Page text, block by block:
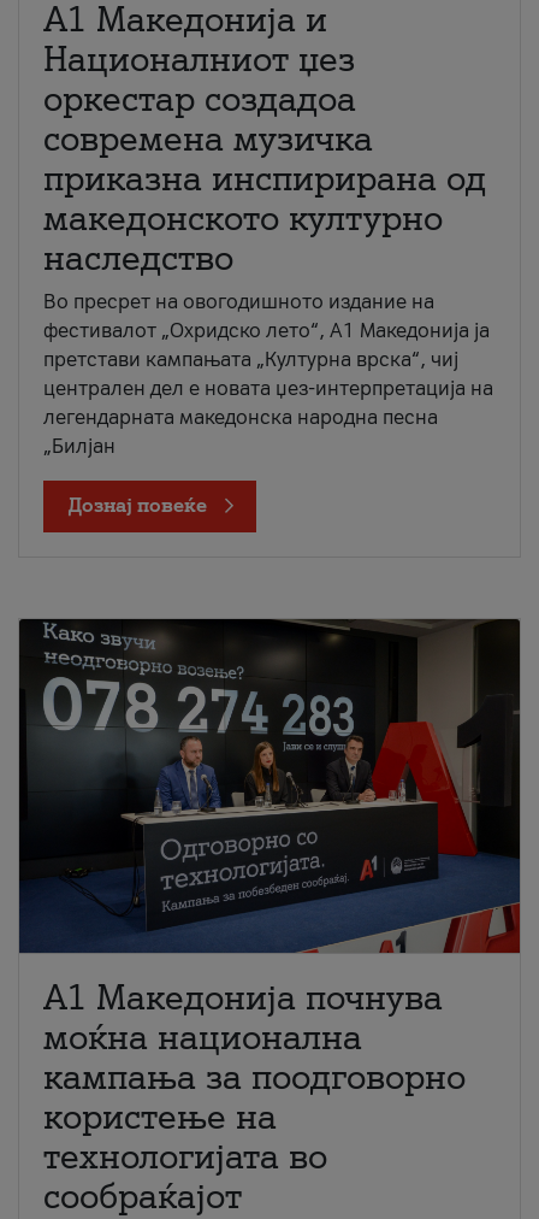
А1 Македонија и
Националниот џез
оркестар создадоа
современа музичка
приказна инспирирана од
македонското културно
наследство
Во пресрет на овогодишното издание на
фестивалот „Охридско лето“, А1 Македонија ја
претстави кампањата „Културна врска“, чиј
централен дел е новата џез-интерпретација на
легендарната македонска народна песна
„Билјан
Дознај повеќе
A1 Македонија почнува
моќна национална
кампања за поодговорно
користење на
технологијата во
сообраќајот